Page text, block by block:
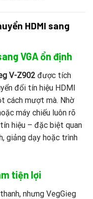
HDMI sang
VGA ổn định
V-Z902 được tích
đổi tín hiệu HDMI
cách mượt mà. Nhờ
máy chiếu luôn rõ
hiệu – đặc biệt quan
giảng dạy hoặc trình
tiện lợi
nhưng VegGieg